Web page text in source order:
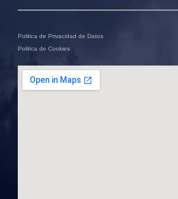
Politica de Privacidad de Datos
Politica de Cookies